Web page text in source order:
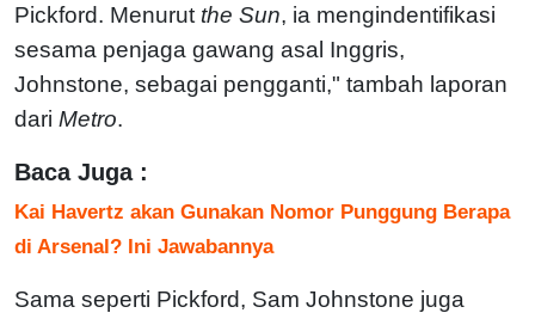
Pickford. Menurut the Sun, ia mengindentifikasi
sesama penjaga gawang asal Inggris,
Johnstone, sebagai pengganti," tambah laporan
dari Metro.
Baca Juga :
Kai Havertz akan Gunakan Nomor Punggung Berapa
di Arsenal? Ini Jawabannya
Sama seperti Pickford, Sam Johnstone juga